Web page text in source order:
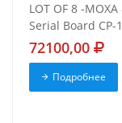
LOT OF 8 -
Serial Board CP-
72100,00
Подробнее